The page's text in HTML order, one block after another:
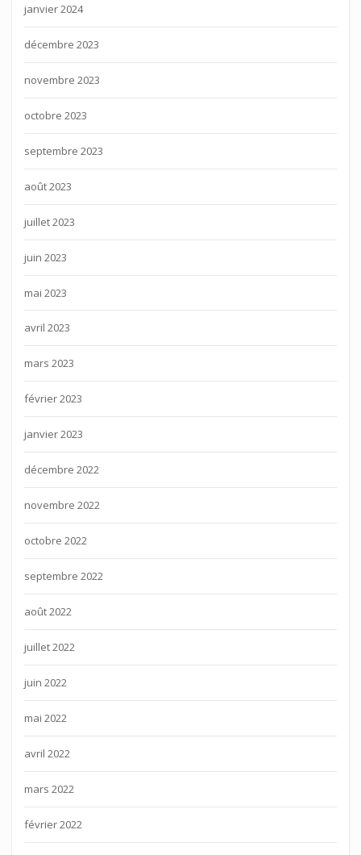
janvier 2024
décembre 2023
novembre 2023
octobre 2023
septembre 2023
août 2023
juillet 2023
juin 2023
mai 2023
avril 2023
mars 2023
février 2023
janvier 2023
décembre 2022
novembre 2022
octobre 2022
septembre 2022
août 2022
juillet 2022
juin 2022
mai 2022
avril 2022
mars 2022
février 2022